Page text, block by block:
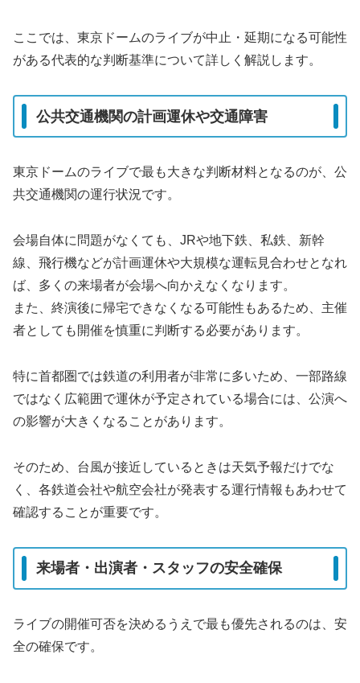
ここでは、東京ドームのライブが中止・延期になる可能性
がある代表的な判断基準について詳しく解説します。
公共交通機関の計画運休や交通障害
東京ドームのライブで最も大きな判断材料となるのが、公
共交通機関の運行状況です。
会場自体に問題がなくても、JRや地下鉄、私鉄、新幹
線、飛行機などが計画運休や大規模な運転見合わせとなれ
ば、多くの来場者が会場へ向かえなくなります。
また、終演後に帰宅できなくなる可能性もあるため、主催
者としても開催を慎重に判断する必要があります。
特に首都圏では鉄道の利用者が非常に多いため、一部路線
ではなく広範囲で運休が予定されている場合には、公演へ
の影響が大きくなることがあります。
そのため、台風が接近しているときは天気予報だけでな
く、各鉄道会社や航空会社が発表する運行情報もあわせて
確認することが重要です。
来場者・出演者・スタッフの安全確保
ライブの開催可否を決めるうえで最も優先されるのは、安
全の確保です。